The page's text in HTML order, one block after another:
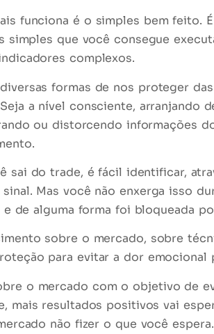
funciona é o simples bem feito.
que você consegue
complexos.
formas de nos proteger
a nível consciente, arranjando
ou distorcendo informações
sai do trade, é fácil identificar,
Mas você não enxerga isso
de alguma forma foi bloqueada
sobre o mercado, sobre
para evitar a dor
o mercado com o objetivo de
mais resultados positivos vai
não fizer o que você espera.